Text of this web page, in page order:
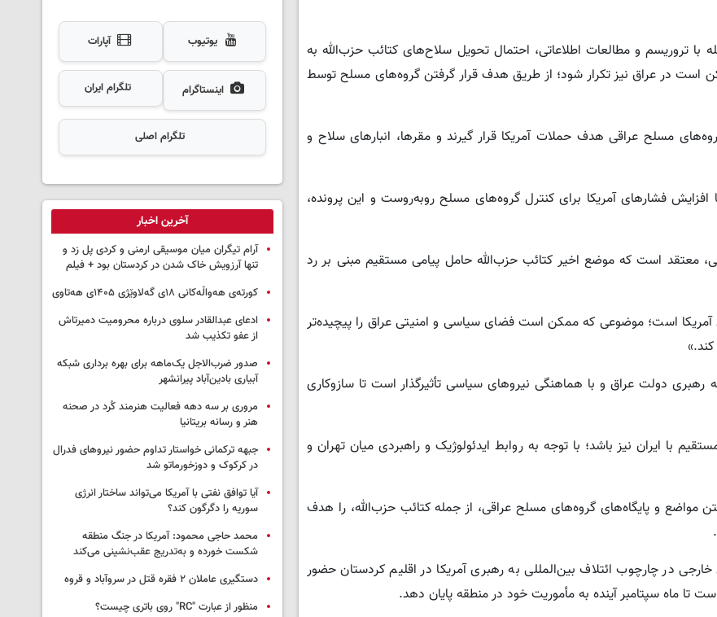
با تروریسم و مطالعات اطلاعاتی، احتمال تحویل سلاح‌های کتائب حزب‌الله به
است در عراق نیز تکرار شود؛ از طریق هدف قرار گرفتن گروه‌های مسلح توسط
مسلح عراقی هدف حملات آمریکا قرار گیرند و مقرها، انبارهای سلاح و
فشارهای آمریکا برای کنترل گروه‌های مسلح روبه‌روست و این پرونده،
معتقد است که موضع اخیر کتائب حزب‌الله حامل پیامی مستقیم مبنی بر رد
است؛ موضوعی که ممکن است فضای سیاسی و امنیتی عراق را پیچیده‌تر
دولت عراق و با هماهنگی نیروهای سیاسی تأثیرگذار است تا سازوکاری
با ایران نیز باشد؛ با توجه به روابط ایدئولوژیک و راهبردی میان تهران و
مواضع و پایگاه‌های گروه‌های مسلح عراقی، از جمله کتائب حزب‌الله، را هدف
خارجی در چارچوب ائتلاف بین‌المللی به رهبری آمریکا در اقلیم کردستان حضور
تا ماه سپتامبر آینده به مأموریت خود در منطقه پایان دهد.
یوتیوب آپارات
اینستاگرام تلگرام ایران
تلگرام اصلی
آخرین اخبار
آرام تیگران میان موسیقی ارمنی و کردی پل زد و
تنها آرزویش خاک شدن در کردستان بود + فیلم
کورتەی هەواڵەکانی ۱۸ی گەلاوێژی ۱۴۰۵ی هەتاوی
ادعای عبدالقادر سلوی درباره محرومیت دمیرتاش
از عفو تکذیب شد
صدور ضرب‌الاجل یک‌ماهه برای بهره برداری شبکه
آبیاری بادین‌آباد پیرانشهر
مروری بر سه دهه فعالیت هنرمند کُرد در صحنه
هنر و رسانه بریتانیا
جبهه ترکمانی خواستار تداوم حضور نیروهای فدرال
در کرکوک و دوزخورماتو شد
آیا توافق نفتی با آمریکا می‌تواند ساختار انرژی
سوریه را دگرگون کند؟
محمد حاجی محمود: آمریکا در جنگ منطقه
شکست خورده و به‌تدریج عقب‌نشینی می‌کند
دستگیری عاملان ۲ فقره قتل در سروآباد و قروه
منظور از عبارت "RC" روی باتری چیست؟